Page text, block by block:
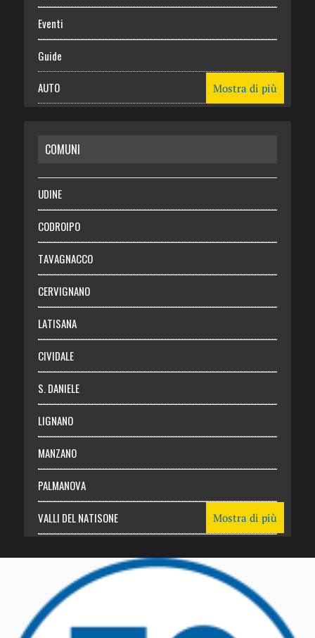
Eventi
Guide
AUTO
RISPARMIO
SALUTE
Necrologie
Chi siamo
Abbonati
Login
Mostra di più
COMUNI
UDINE
CODROIPO
TAVAGNACCO
CERVIGNANO
LATISANA
CIVIDALE
S. DANIELE
LIGNANO
MANZANO
PALMANOVA
VALLI DEL NATISONE
TRICESIMO
TARCENTO
Mostra di più